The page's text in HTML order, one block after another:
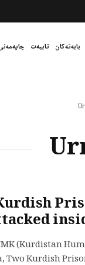
بابەتەکان تایبەت
(Kurdistan
Two Kurdish